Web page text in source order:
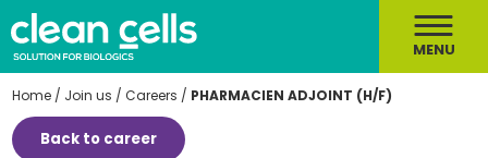
MENU
Home / Join us /Careers / PHARMACIEN ADJOINT (H/F)
Back to career